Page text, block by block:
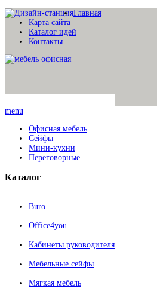
Главная
Карта сайта
Каталог идей
Контакты
menu
Офисная мебель
Сейфы
Мини-кухни
Переговорные
Каталог
Buro
Office4you
Кабинеты руководителя
Мебельные сейфы
Мягкая мебель